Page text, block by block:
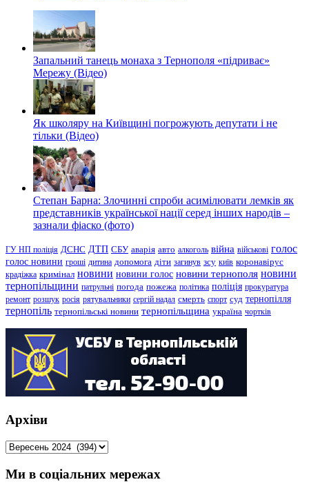
Запальний танець монаха з Тернополя «підриває»
Мережу (Відео)
Як школяру на Київщині погрожують депутати і не
тільки (Відео)
Степан Барна: Злочинні спроби асимілювати лемків як
представників української нації серед інших народів –
зазнали фіаско (фото)
ГУ НП поліція ДСНС ДТП СБУ аварія авто алкоголь війна військові голос
голос новини гроші дитина допомога діти загинув зсу київ коронавірус
крадіжка кримінал новини новини голос новини тернополя новини
тернопільщини патрульні погода пожежа політика поліція прокуратура
ремонт розшук росія рятувальники сергій надал смерть спорт суд тернопілля
тернопіль тернопільські новини тернопільщина україна чортків
Архіви
Архіви
Ми в соціальних мережах